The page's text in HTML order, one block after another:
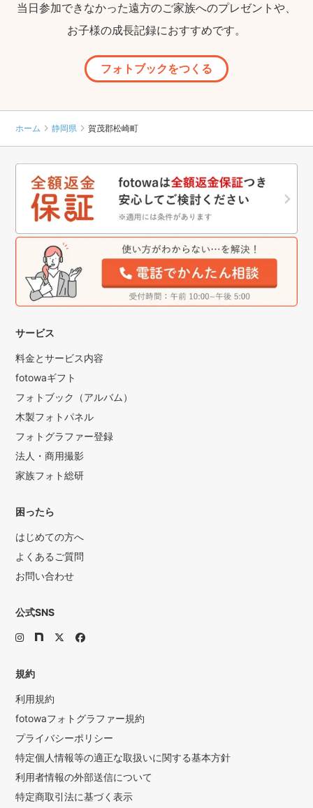
当日参加できなかった遠方のご家族へのプレゼントや、
お子様の成長記録におすすめです。
フォトブックをつくる
ホーム 静岡県 賀茂郡松崎町
サービス
料金とサービス内容
fotowaギフト
フォトブック（アルバム）
木製フォトパネル
フォトグラファー登録
法人・商用撮影
家族フォト総研
困ったら
はじめての方へ
よくあるご質問
お問い合わせ
公式SNS
規約
利用規約
fotowaフォトグラファー規約
プライバシーポリシー
特定個人情報等の適正な取扱いに関する基本方針
利用者情報の外部送信について
特定商取引法に基づく表示